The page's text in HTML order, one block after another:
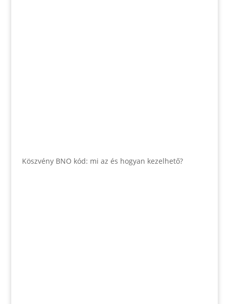
Köszvény BNO kód: mi az és hogyan kezelhető?